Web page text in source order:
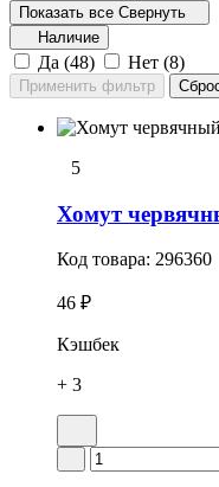
Показать все Свернуть
Наличие
Да (48) Нет (8)
5
Хомут
Код товара: 296360
46 ₽
Кэшбек
+ 3